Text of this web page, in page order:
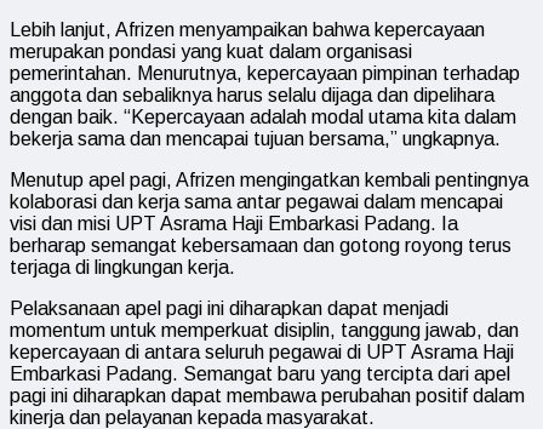
Lebih lanjut, Afrizen menyampaikan bahwa kepercayaan
merupakan pondasi yang kuat dalam organisasi
pemerintahan. Menurutnya, kepercayaan pimpinan terhadap
anggota dan sebaliknya harus selalu dijaga dan dipelihara
dengan baik. “Kepercayaan adalah modal utama kita dalam
bekerja sama dan mencapai tujuan bersama,” ungkapnya.
Menutup apel pagi, Afrizen mengingatkan kembali pentingnya
kolaborasi dan kerja sama antar pegawai dalam mencapai
visi dan misi UPT Asrama Haji Embarkasi Padang. Ia
berharap semangat kebersamaan dan gotong royong terus
terjaga di lingkungan kerja.
Pelaksanaan apel pagi ini diharapkan dapat menjadi
momentum untuk memperkuat disiplin, tanggung jawab, dan
kepercayaan di antara seluruh pegawai di UPT Asrama Haji
Embarkasi Padang. Semangat baru yang tercipta dari apel
pagi ini diharapkan dapat membawa perubahan positif dalam
kinerja dan pelayanan kepada masyarakat.